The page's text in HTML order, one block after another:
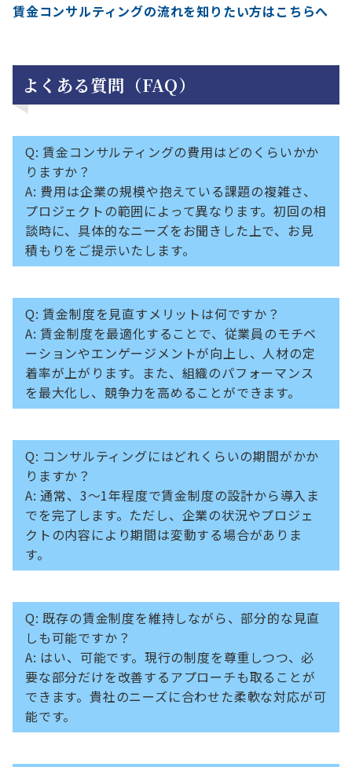
賃金コンサルティングの流れを知りたい方はこちらへ
よくある質問（FAQ）
Q: 賃金コンサルティングの費用はどのくらいかか
りますか？
A: 費用は企業の規模や抱えている課題の複雑さ、
プロジェクトの範囲によって異なります。初回の相
談時に、具体的なニーズをお聞きした上で、お見
積もりをご提示いたします。
Q: 賃金制度を見直すメリットは何ですか？
A: 賃金制度を最適化することで、従業員のモチベ
ーションやエンゲージメントが向上し、人材の定
着率が上がります。また、組織のパフォーマンス
を最大化し、競争力を高めることができます。
Q: コンサルティングにはどれくらいの期間がかか
りますか？
A: 通常、3〜1年程度で賃金制度の設計から導入ま
でを完了します。ただし、企業の状況やプロジェ
クトの内容により期間は変動する場合がありま
す。
Q: 既存の賃金制度を維持しながら、部分的な見直
しも可能ですか？
A: はい、可能です。現行の制度を尊重しつつ、必
要な部分だけを改善するアプローチも取ることが
できます。貴社のニーズに合わせた柔軟な対応が可
能です。